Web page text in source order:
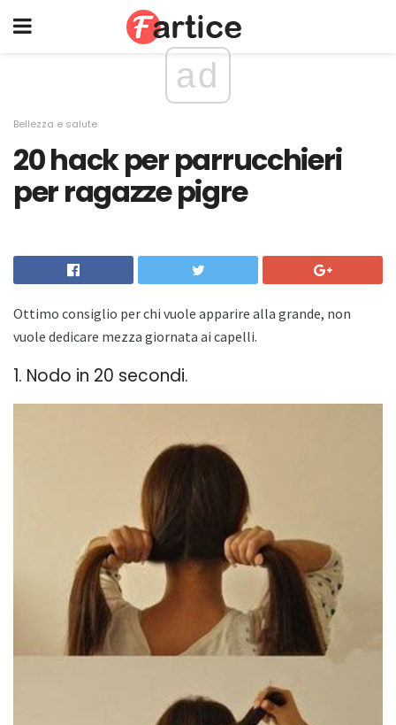
ad
Bellezza e salute
20 hack per parrucchieri
per ragazze pigre
Ottimo consiglio per chi vuole apparire alla grande, non
vuole dedicare mezza giornata ai capelli.
1. Nodo in 20 secondi.